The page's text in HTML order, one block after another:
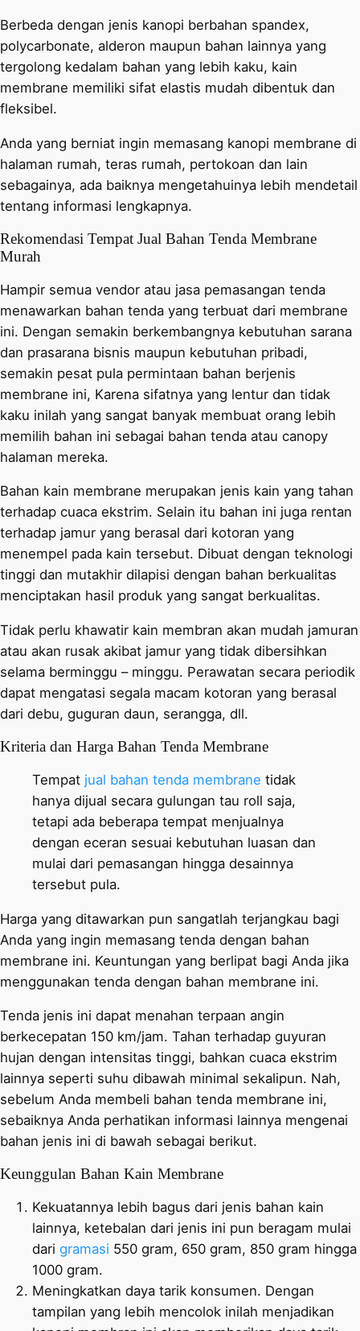
Berbeda dengan jenis kanopi berbahan spandex,
polycarbonate, alderon maupun bahan lainnya yang
tergolong kedalam bahan yang lebih kaku, kain
membrane memiliki sifat elastis mudah dibentuk dan
fleksibel.
Anda yang berniat ingin memasang kanopi membrane di
halaman rumah, teras rumah, pertokoan dan lain
sebagainya, ada baiknya mengetahuinya lebih mendetail
tentang informasi lengkapnya.
Rekomendasi Tempat Jual Bahan Tenda Membrane
Murah
Hampir semua vendor atau jasa pemasangan tenda
menawarkan bahan tenda yang terbuat dari membrane
ini. Dengan semakin berkembangnya kebutuhan sarana
dan prasarana bisnis maupun kebutuhan pribadi,
semakin pesat pula permintaan bahan berjenis
membrane ini, Karena sifatnya yang lentur dan tidak
kaku inilah yang sangat banyak membuat orang lebih
memilih bahan ini sebagai bahan tenda atau canopy
halaman mereka.
Bahan kain membrane merupakan jenis kain yang tahan
terhadap cuaca ekstrim. Selain itu bahan ini juga rentan
terhadap jamur yang berasal dari kotoran yang
menempel pada kain tersebut. Dibuat dengan teknologi
tinggi dan mutakhir dilapisi dengan bahan berkualitas
menciptakan hasil produk yang sangat berkualitas.
Tidak perlu khawatir kain membran akan mudah jamuran
atau akan rusak akibat jamur yang tidak dibersihkan
selama berminggu – minggu. Perawatan secara periodik
dapat mengatasi segala macam kotoran yang berasal
dari debu, guguran daun, serangga, dll.
Kriteria dan Harga Bahan Tenda Membrane
Tempat jual bahan tenda membrane tidak
hanya dijual secara gulungan tau roll saja,
tetapi ada beberapa tempat menjualnya
dengan eceran sesuai kebutuhan luasan dan
mulai dari pemasangan hingga desainnya
tersebut pula.
Harga yang ditawarkan pun sangatlah terjangkau bagi
Anda yang ingin memasang tenda dengan bahan
membrane ini. Keuntungan yang berlipat bagi Anda jika
menggunakan tenda dengan bahan membrane ini.
Tenda jenis ini dapat menahan terpaan angin
berkecepatan 150 km/jam. Tahan terhadap guyuran
hujan dengan intensitas tinggi, bahkan cuaca ekstrim
lainnya seperti suhu dibawah minimal sekalipun. Nah,
sebelum Anda membeli bahan tenda membrane ini,
sebaiknya Anda perhatikan informasi lainnya mengenai
bahan jenis ini di bawah sebagai berikut.
Keunggulan Bahan Kain Membrane
Kekuatannya lebih bagus dari jenis bahan kain
lainnya, ketebalan dari jenis ini pun beragam mulai
dari gramasi 550 gram, 650 gram, 850 gram hingga
1000 gram.
Meningkatkan daya tarik konsumen. Dengan
tampilan yang lebih mencolok inilah menjadikan